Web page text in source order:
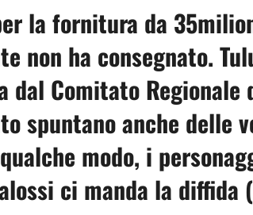
la fornitura da
non ha consegnato.
dal Comitato
spuntano anche delle
modo, i
ci manda la diffida (